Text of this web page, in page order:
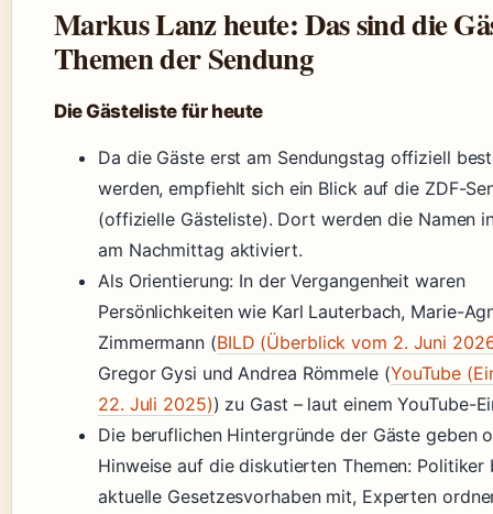
Markus Lanz heute: Das sind die
Themen der Sendung
Die Gästeliste für heute
Da die Gäste erst am Sendungstag offiziell
werden, empfiehlt sich ein Blick auf die ZDF-
(offizielle Gästeliste). Dort werden die Namen
am Nachmittag aktiviert.
Als Orientierung: In der Vergangenheit waren
Persönlichkeiten wie Karl Lauterbach, Marie-
Zimmermann (BILD (Überblick vom 2. Juni
Gregor Gysi und Andrea Römmele (YouTube
22. Juli 2025)) zu Gast – laut einem YouTube-
Die beruflichen Hintergründe der Gäste geben
Hinweise auf die diskutierten Themen: Politiker
aktuelle Gesetzesvorhaben mit, Experten